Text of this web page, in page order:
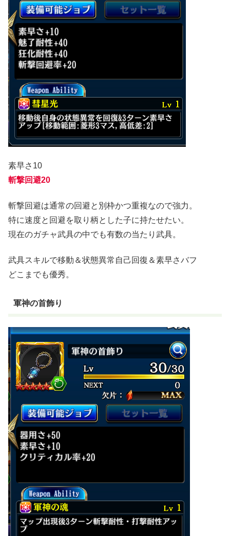
素早さ10
斬撃回避20
斬撃回避は通常の回避と別枠かつ重複なので強力。
特に速度と回避を取り柄とした子に持たせたい。
現在のガチャ武具の中でも有数の当たり武具。
武具スキルで移動＆状態異常自己回復＆素早さバフ
どこまでも優秀。
軍神の首飾り